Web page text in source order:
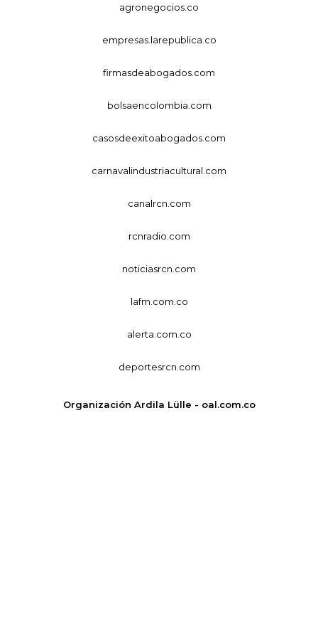
agronegocios.co
empresas.larepublica.co
firmasdeabogados.com
bolsaencolombia.com
casosdeexitoabogados.com
carnavalindustriacultural.com
canalrcn.com
rcnradio.com
noticiasrcn.com
lafm.com.co
alerta.com.co
deportesrcn.com
Organización Ardila Lülle - oal.com.co